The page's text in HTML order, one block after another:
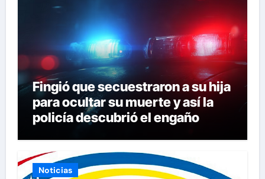
Fingió que secuestraron a su hija
para ocultar su muerte y así la
policía descubrió el engaño
Noticias